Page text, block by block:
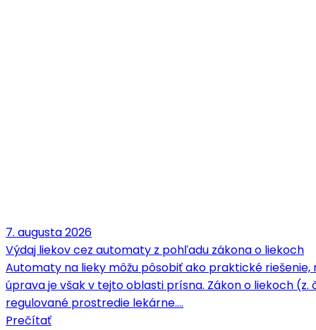
7. augusta 2026
Výdaj liekov cez automaty z pohľadu zákona o liekoch
Automaty na lieky môžu pôsobiť ako praktické
úprava je však v tejto oblasti prísna. Zákon o liekoch
regulované prostredie lekárne.…
Prečítať